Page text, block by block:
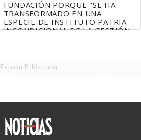
FUNDACIÓN PORQUE "SE HA
TRANSFORMADO EN UNA
ESPECIE DE INSTITUTO PATRIA
INCONDICIONAL DE LA GESTIÓN
Espacio Publicitario